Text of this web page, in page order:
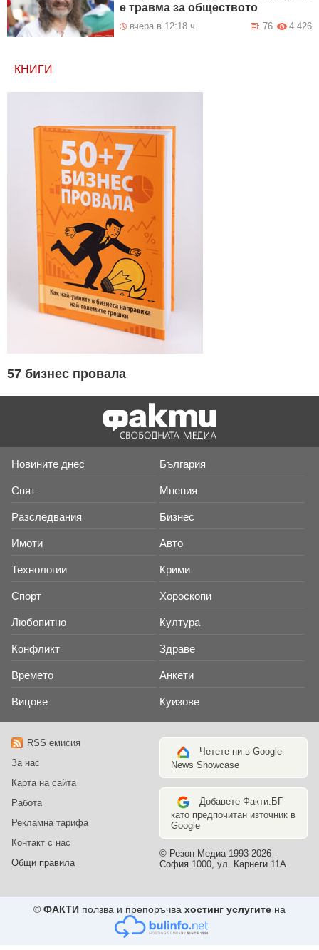
е травма за обществото
вчера в 12:18 ч. 4 426
76
КНИГИ
57 бизнес провала
Новините днес България
Свят Мнения
Разследвания Бизнес
Имоти Авто
Технологии Крими
Спорт Хороскопи
Любопитно Култура
Конфликт Здраве
Времето Анкети
Вицове Куизове
RSS емисия
За нас
Карта на сайта
Работа
Рекламна тарифа
Контакт с нас
Общи правила
Четете ни в Google
News Showcase
Добавете Факти.БГ
като предпочитан източник в
Google
© Резон Медиа 1993-2026 -
София 1000, ул. Карнеги 11А
© ФАКТИ ползва и препоръчва хостинг услугите на